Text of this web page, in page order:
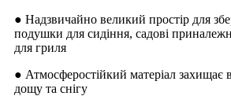
● Надзвичайно великий простір для
подушки для сидіння, садові
для гриля
● Атмосферостійкий матеріал захищає
дощу та снігу